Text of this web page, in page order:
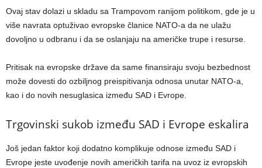
Ovaj stav dolazi u skladu sa Trampovom ranijom politikom, gde je u
više navrata optuživao evropske članice NATO-a da ne ulažu
dovoljno u odbranu i da se oslanjaju na američke trupe i resurse.
Pritisak na evropske države da same finansiraju svoju bezbednost
može dovesti do ozbiljnog preispitivanja odnosa unutar NATO-a,
kao i do novih nesuglasica između SAD i Evrope.
Trgovinski sukob između SAD i Evrope eskalira
Još jedan faktor koji dodatno komplikuje odnose između SAD i
Evrope jeste uvođenje novih američkih tarifa na uvoz iz evropskih